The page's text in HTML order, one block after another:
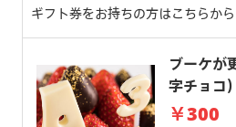
ギフト券をお持ちの方はこちらから
ブーケが
字チョコ）
￥300